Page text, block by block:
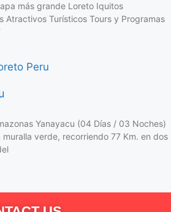
más grande Loreto Iquitos
Atractivos Turísticos Tours y Programas
Yanayacu (04 Días / 03 Noches)
verde, recorriendo 77 Km. en dos